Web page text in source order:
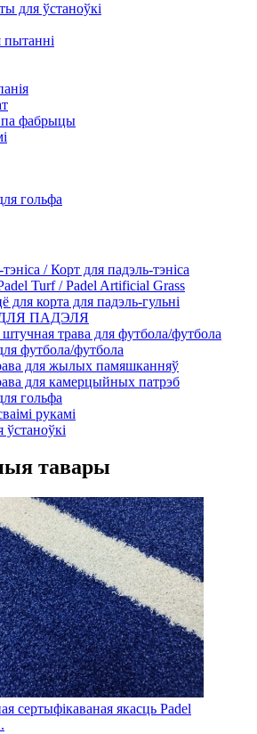
для ўстаноўкі
пытанні
па фабрыцы
гольфа
/ Корт для падэль-тэніса
Turf / Padel Artificial Grass
для корта для падэль-гульні
ПАДЭЛЯ
трава для футбола/футбола
футбола/футбола
для жылых памяшканняў
для камерцыйных патрэб
гольфа
рукамі
тавары
сертыфікаваная якасць Padel